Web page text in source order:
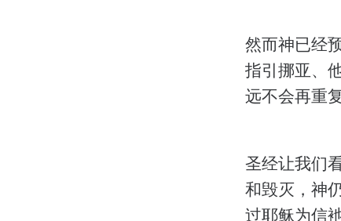
然而神已经
指引挪亚、
远不会再重
圣经让我们
和毁灭，神
过耶稣为信